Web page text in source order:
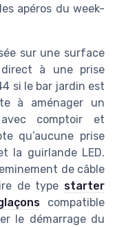
apéros du week-
sur une surface
à une prise
si le bar jardin est
à aménager un
comptoir et
qu’aucune prise
la guirlande LED.
de câble
de type starter
compatible
le démarrage du